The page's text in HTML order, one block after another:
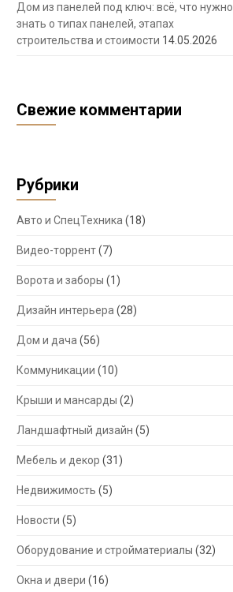
Дом из панелей под ключ: всё, что нужно
знать о типах панелей, этапах
строительства и стоимости 14.05.2026
Свежие комментарии
Рубрики
Авто и СпецТехника (18)
Видео-торрент(7)
Ворота и заборы (1)
Дизайн интерьера (28)
Дом и дача (56)
Коммуникации (10)
Крыши и мансарды (2)
Ландшафтный дизайн (5)
Мебель и декор (31)
Недвижимость (5)
Новости (5)
Оборудование и стройматериалы (32)
Окна и двери (16)